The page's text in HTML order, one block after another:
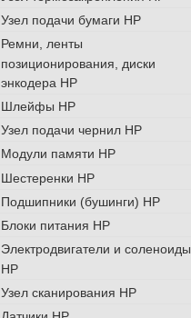
Узел подачи бумаги HP
Ремни, ленты
позиционирования, диски
энкодера HP
Шлейфы HP
Узел подачи чернил HP
Модули памяти HP
Шестеренки HP
Подшипники (бушинги) HP
Блоки питания HP
Электродвигатели и соленоиды
HP
Узел сканирования HP